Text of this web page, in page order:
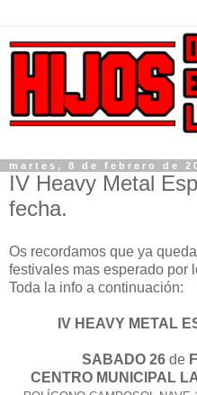
martes, 8 de febrero de
IV Heavy Metal
fecha.
Os recordamos que ya
festivales mas esperado por
Toda la info a continuación:
IV HEAVY METAL
SABADO 26 de
CENTRO MUNICIPAL